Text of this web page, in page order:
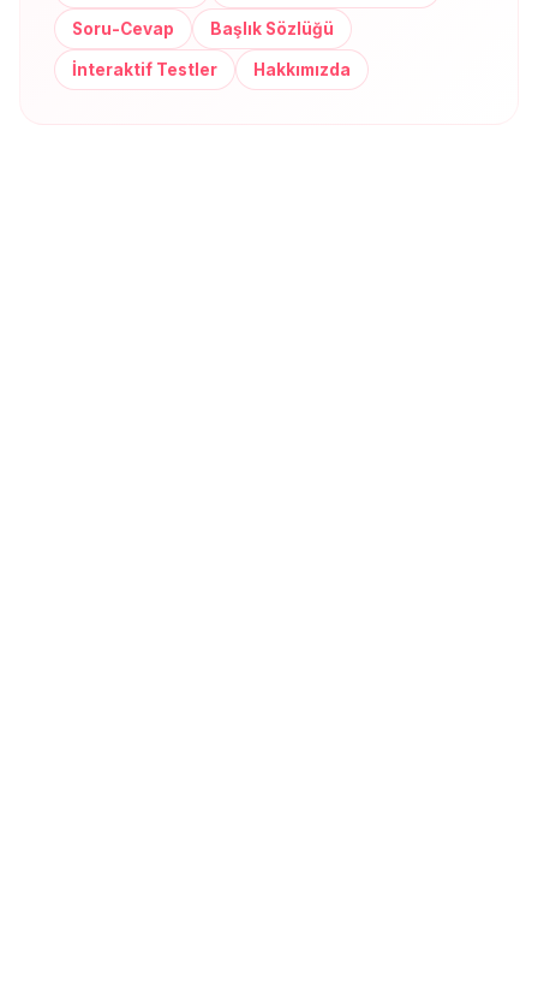
Soru-Cevap Başlık Sözlüğü
İnteraktif Testler Hakkımızda